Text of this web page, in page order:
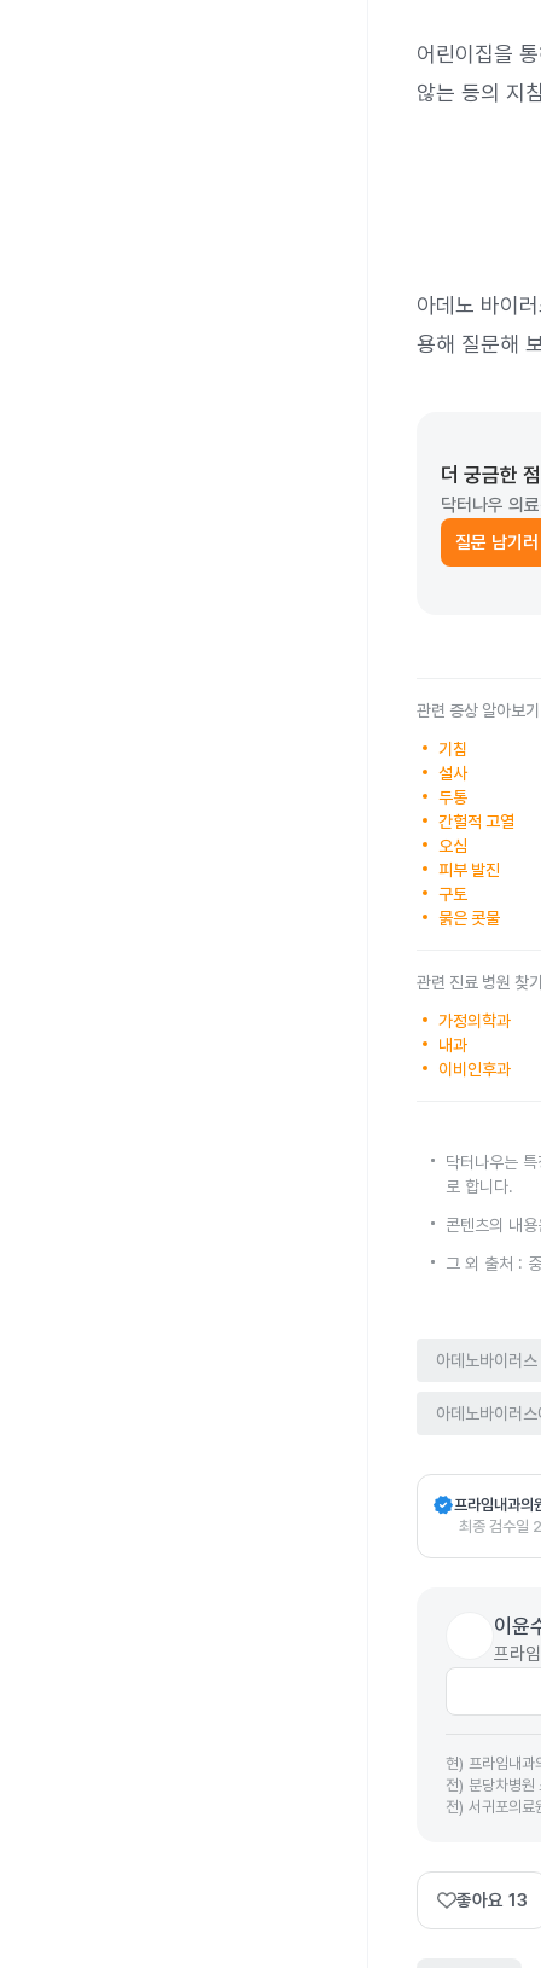
어린이집을
않는 등의 지
아데노 바이
용해 질문해
더 궁금한
닥터나우 의
질문 남기
관련 증상 알아보기
기침
설사
두통
간헐적 고열
오심
피부 발진
구토
묽은 콧물
관련 진료 병원 찾
가정의학과
내과
이비인후과
닥터나우는
로 합니다.
콘텐츠의 내
그 외 출처 :
아데노바이러스
아데노바이러
verified프라임내과의
최종 검수일
이윤
프라
현) 프라임내과
전) 분당차병원
전) 서귀포의료
좋아요 13